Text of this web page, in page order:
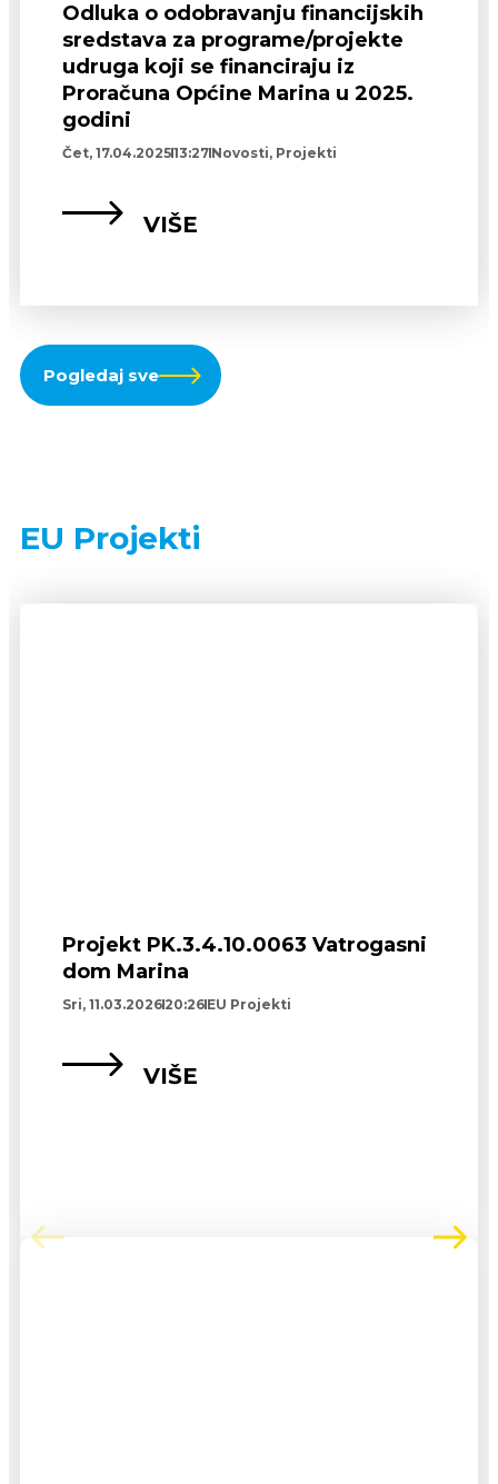
Odluka o odobravanju financijskih
sredstava za programe/projekte
udruga koji se financiraju iz
Proračuna Općine Marina u 2025.
godini
Čet, 17.04.202513:27 Novosti, Projekti
VIŠE
Pogledaj sve
EU Projekti
Projekt PK.3.4.10.0063 Vatrogasni
dom Marina
Sri, 11.03.2026 20:26 EU Projekti
VIŠE